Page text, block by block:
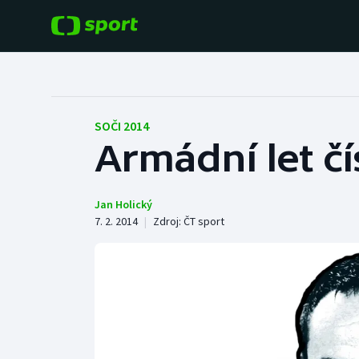
Fotbal
Hokej Baseball a softbal
Boby a skeleton
SOČI 2014
Armádní let
Jan Holický
7. 2. 2014 | Zdroj: ČT sport